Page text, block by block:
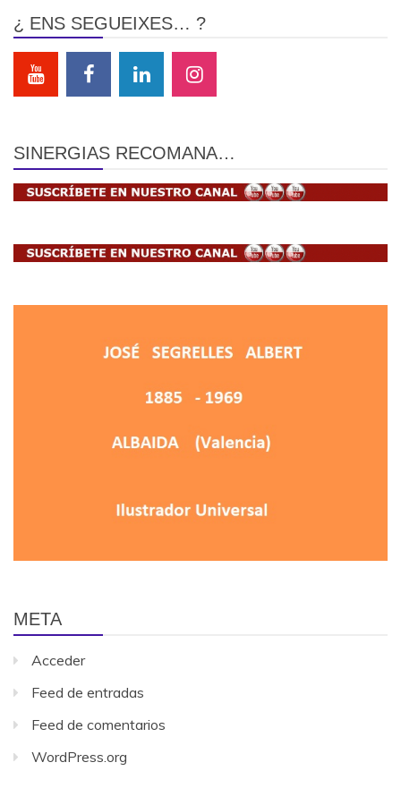
¿ ENS SEGUEIXES… ?
SINERGIAS RECOMANA…
META
Acceder
Feed de entradas
Feed de comentarios
WordPress.org